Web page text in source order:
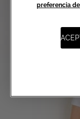
preferencia